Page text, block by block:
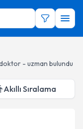
- uzman bulundu
Akıllı Sıralama